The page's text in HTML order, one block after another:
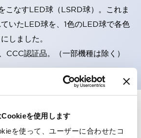
を使用します
を使って、ユーザーに合わせたコ
こなすLED球（LSRD球）。これま
いたLED球を、1色のLED球で各色
しました。
CCC認証品。（一部機種は除く）